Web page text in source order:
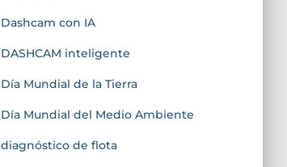
Dashcam con IA
DASHCAM inteligente
Día Mundial de la Tierra
Día Mundial del Medio Ambiente
diagnóstico de flota